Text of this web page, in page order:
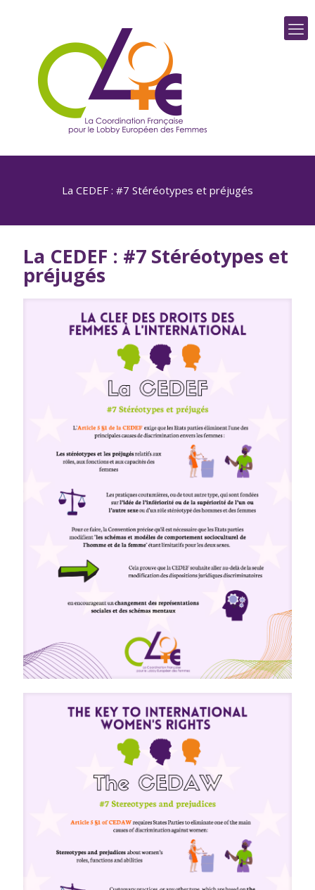
La CEDEF : #7 Stéréotypes et préjugés
La CEDEF : #7 Stéréotypes et
préjugés